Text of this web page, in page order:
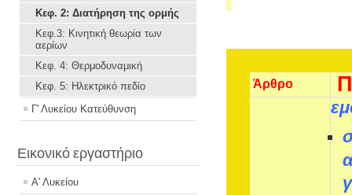
Κεφ. 2: Διατήρηση της ορμής
Kεφ.3: Κινητική θεωρία των
αερίων
Κεφ. 4: Θερμοδυναμική
Κεφ. 5: Ηλεκτρικό πεδίο
Γ' Λυκείου Κατεύθυνση
Εικονικό εργαστήριο
Α' Λυκείου
Άρθρο